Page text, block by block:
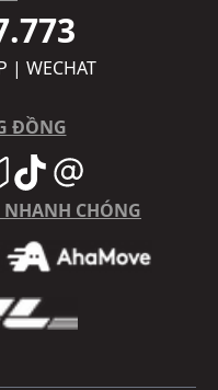
| WECHAT
ĐỒNG
CHÓNG